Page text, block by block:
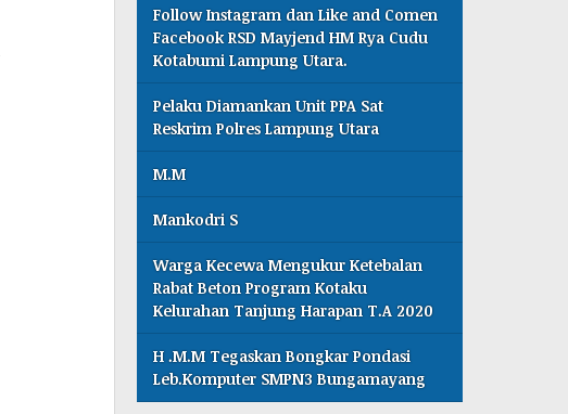
Follow Instagram dan Like and Comen
Facebook RSD Mayjend HM Rya Cudu
Kotabumi Lampung Utara.
Pelaku Diamankan Unit PPA Sat
Reskrim Polres Lampung Utara
M.M
Mankodri S
Warga Kecewa Mengukur Ketebalan
Rabat Beton Program Kotaku
Kelurahan Tanjung Harapan T.A 2020
H .M.M Tegaskan Bongkar Pondasi
Leb.Komputer SMPN3 Bungamayang